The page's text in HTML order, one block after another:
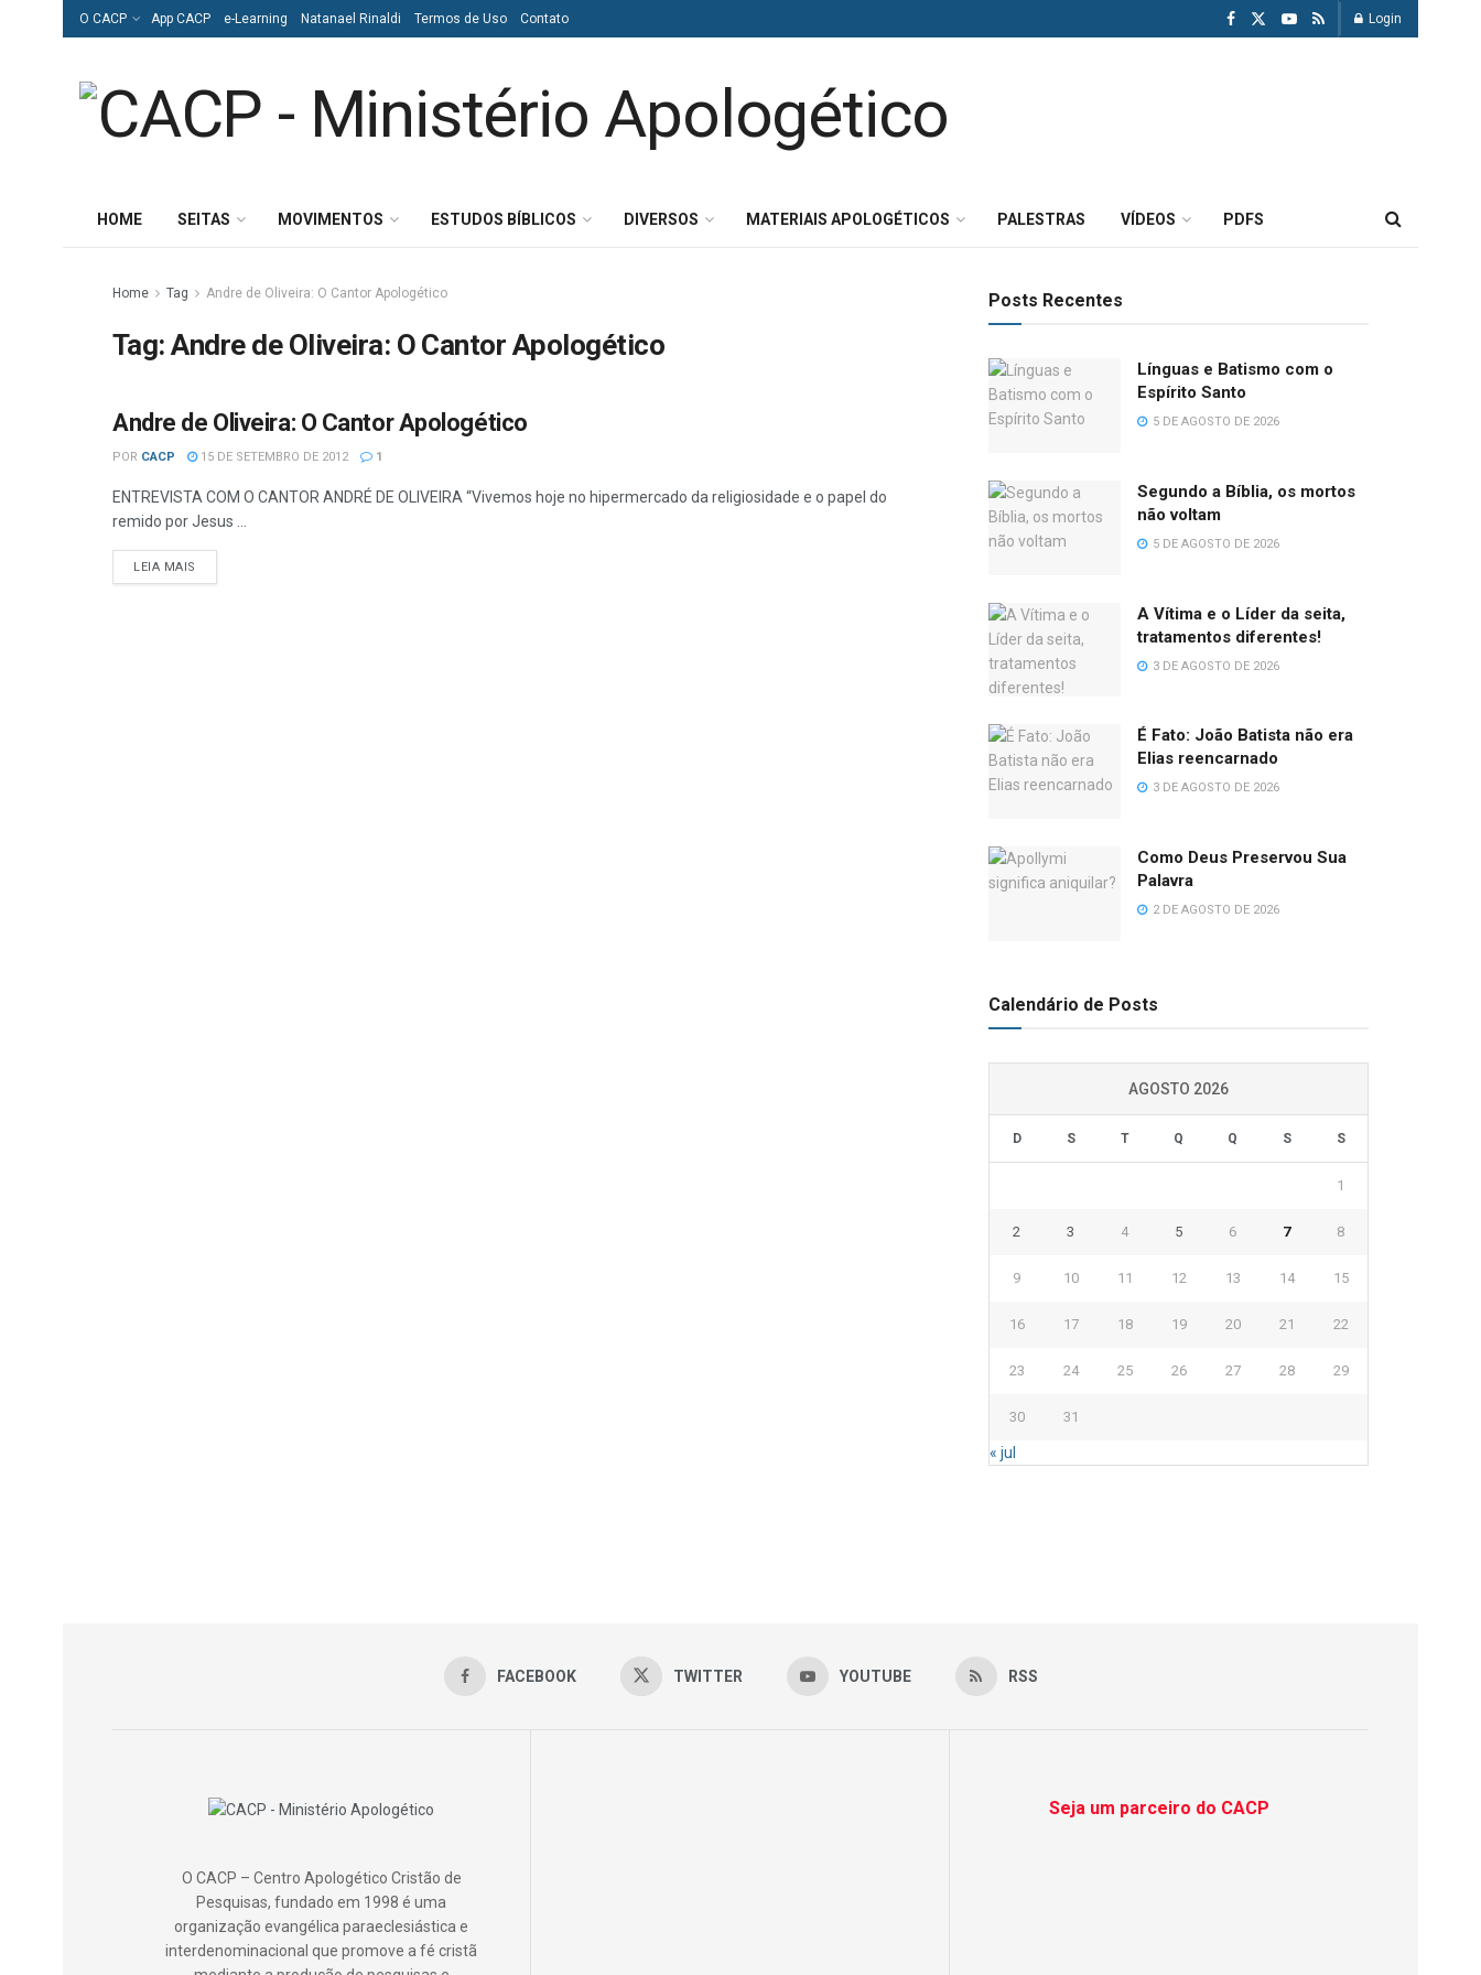
O CACP App CACP e-Learning Natanael Rinaldi Termos de Uso Contato Login
HOME SEITAS MOVIMENTOS ESTUDOS BÍBLICOS DIVERSOS MATERIAIS APOLOGÉTICOS PALESTRAS VÍDEOS PDFS
Home Tag Andre de Oliveira: O Cantor Apologético
Tag:Andre de Oliveira: O Cantor Apologético
DIVERSAS
Andre de Oliveira: O Cantor Apologético
POR CACP 15 DE SETEMBRO DE 2012 1
ENTREVISTA COM O CANTOR ANDRÉ DE OLIVEIRA “Vivemos hoje no hipermercado da religiosidade e o papel do
remido por Jesus ...
LEIA MAIS
Posts Recentes
Línguas e Batismo com o
Espírito Santo
5 DE AGOSTO DE 2026
Segundo a Bíblia, os mortos
não voltam
5 DE AGOSTO DE 2026
A Vítima e o Líder da seita,
tratamentos diferentes!
3 DE AGOSTO DE 2026
É Fato: João Batista não era
Elias reencarnado
3 DE AGOSTO DE 2026
Como Deus Preservou Sua
Palavra
2 DE AGOSTO DE 2026
Calendário de Posts
AGOSTO 2026
D S T Q Q S S
1
2 3 4 5 6 7 8
9 10 11 12 13 14 15
16 17 18 19 20 21 22
23 24 25 26 27 28 29
30 31
« jul
FACEBOOK TWITTER YOUTUBE RSS
O CACP – Centro Apologético Cristão de
Pesquisas, fundado em 1998 é uma
organização evangélica paraeclesiástica e
interdenominacional que promove a fé cristã
Seja um parceiro do CACP